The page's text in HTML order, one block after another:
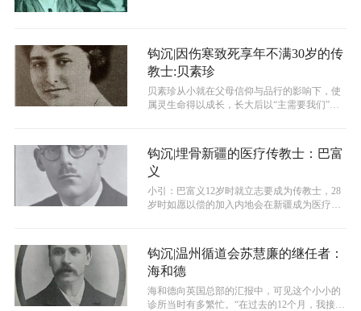
钩沉|因伤寒致死享年不满30岁的传
教士:贝素珍
贝素珍从小就在父母信仰与品行的影响下，使
属灵生命得以成长，长大后以“主需要我们”为
钩沉|埋骨新疆的医疗传教士：巴富
义
小引：巴富义12岁时就立志要成为传教士，28
岁时如愿以偿的加入内地会在新疆成为医疗传
钩沉|温州循道会苏慧廉的继任者：
海和德
海和德向英国总部的汇报中，可见这个小小的
诊所当时有多繁忙。“在过去的12个月，我接待